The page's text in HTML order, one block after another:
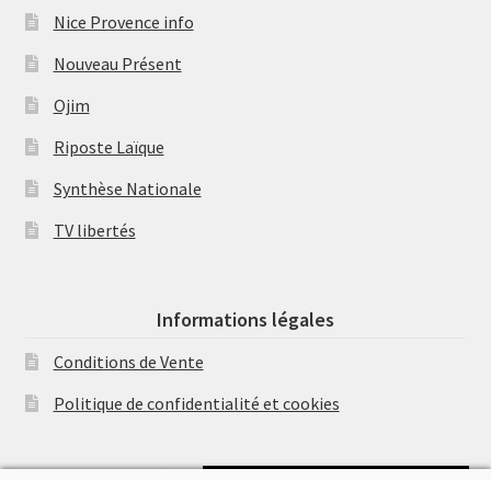
Nice Provence info
Nouveau Présent
Ojim
Riposte Laïque
Synthèse Nationale
TV libertés
Informations légales
Conditions de Vente
Politique de confidentialité et cookies